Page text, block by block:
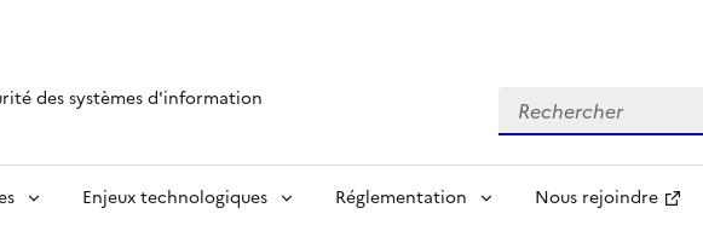
des systèmes d'information Rechercher
Enjeux technologiques Réglementation Nous rejoindre
Ouvre une nouvelle